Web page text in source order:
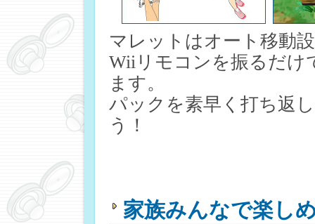
マレットはオート移動
Wiiリモコンを振るだけ
ます。
パックを素早く打ち返
う！
家族みんなで楽し